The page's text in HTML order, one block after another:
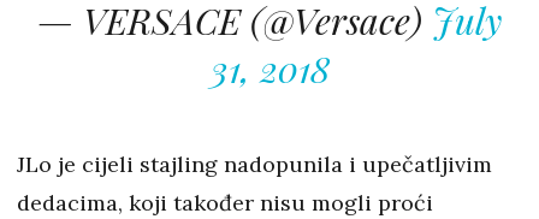
— VERSACE (@Versace) July
31, 2018
JLo je cijeli stajling nadopunila i upečatljivim
dedacima, koji također nisu mogli proći